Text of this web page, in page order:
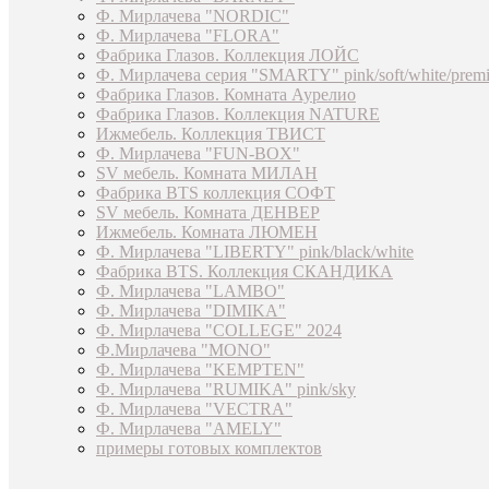
Ф. Мирлачева "NORDIC"
Ф. Мирлачева "FLORA"
Фабрика Глазов. Коллекция ЛОЙС
Ф. Мирлачева серия "SMARTY" pink/soft/white/
Фабрика Глазов. Комната Аурелио
Фабрика Глазов. Коллекция NATURE
Ижмебель. Коллекция ТВИСТ
Ф. Мирлачева "FUN-BOX"
SV мебель. Комната МИЛАН
Фабрика BTS коллекция СОФТ
SV мебель. Комната ДЕНВЕР
Ижмебель. Комната ЛЮМЕН
Ф. Мирлачева "LIBERTY" pink/black/white
Фабрика BTS. Коллекция СКАНДИКА
Ф. Мирлачева "LAMBO"
Ф. Мирлачева "DIMIKA"
Ф. Мирлачева "COLLEGE" 2024
Ф.Мирлачева "MONO"
Ф. Мирлачева "KEMPTEN"
Ф. Мирлачева "RUMIKA" pink/sky
Ф. Мирлачева "VECTRA"
Ф. Мирлачева "AMELY"
примеры готовых комплектов